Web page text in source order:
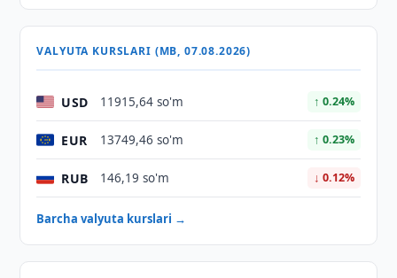
VALYUTA KURSLARI (MB, 07.08.2026)
USD 11915,64 so'm ↑ 0.24%
EUR 13749,46 so'm ↑ 0.23%
RUB 146,19 so'm ↓ 0.12%
Barcha valyuta kurslari →